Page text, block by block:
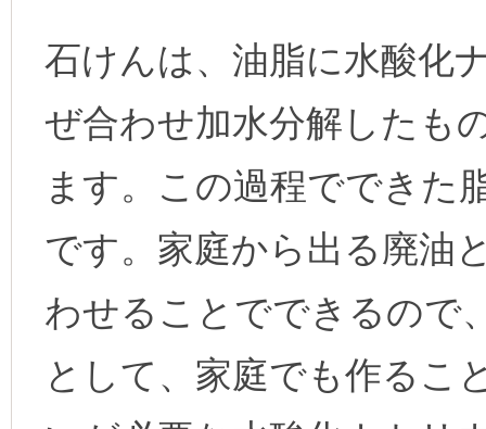
石けんは、油脂に水酸化
ぜ合わせ加水分解したも
ます。この過程でできた
です。家庭から出る廃油
わせることでできるので
として、家庭でも作るこ